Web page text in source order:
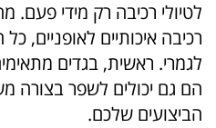
לטיולי רכיבה רק מידי
רכיבה איכותיים לאופניים,
לגמרי. ראשית, בגדים
הם גם יכולים לשפר בצורה
הביצועים שלכם.